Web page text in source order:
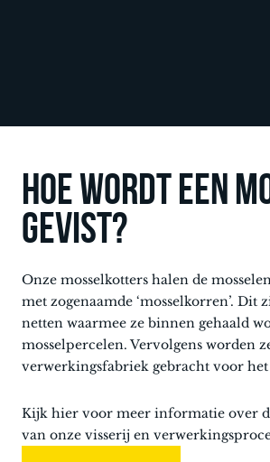
Hoe wordt een
gevist?
Onze mosselkotters halen de
met zogenaamde ‘mosselkorren’. Dit
netten waarmee ze binnen gehaald
mosselpercelen. Vervolgens worden
verwerkingsfabriek gebracht voor het
Kijk hier voor meer informatie over
van onze visserij en